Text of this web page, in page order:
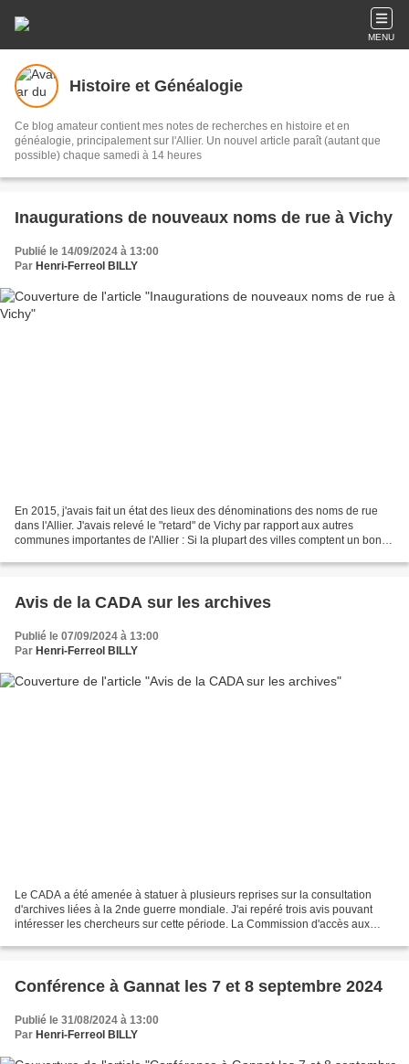
MENU
Histoire et Généalogie
Ce blog amateur contient mes notes de recherches en histoire et en
généalogie, principalement sur l'Allier. Un nouvel article paraît (autant que
possible) chaque samedi à 14 heures
Inaugurations de nouveaux noms de rue à Vichy
Publié le 14/09/2024 à 13:00
Par Henri-Ferreol BILLY
En 2015, j'avais fait un état des lieux des dénominations des noms de rue
dans l'Allier. J'avais relevé le "retard" de Vichy par rapport aux autres
communes importantes de l'Allier : Si la plupart des villes comptent un bon
Avis de la CADA sur les archives
Publié le 07/09/2024 à 13:00
Par Henri-Ferreol BILLY
Le CADA a été amenée à statuer à plusieurs reprises sur la consultation
d'archives liées à la 2nde guerre mondiale. J'ai repéré trois avis pouvant
intéresser les chercheurs sur cette période. La Commission d'accès aux
Conférence à Gannat les 7 et 8 septembre 2024
Publié le 31/08/2024 à 13:00
Par Henri-Ferreol BILLY